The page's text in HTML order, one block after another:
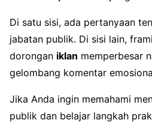
Di satu sisi, ada pertanyaan
jabatan publik. Di sisi lain,
dorongan iklan memperbesar
gelombang komentar
Jika Anda ingin memahami
publik dan belajar langkah